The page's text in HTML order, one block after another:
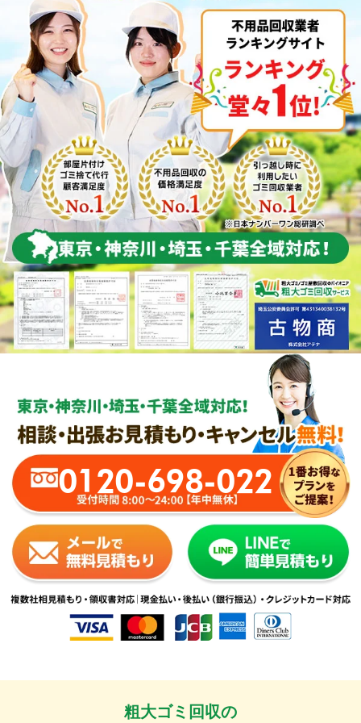
0120-698-022
粗大ゴミ回収の